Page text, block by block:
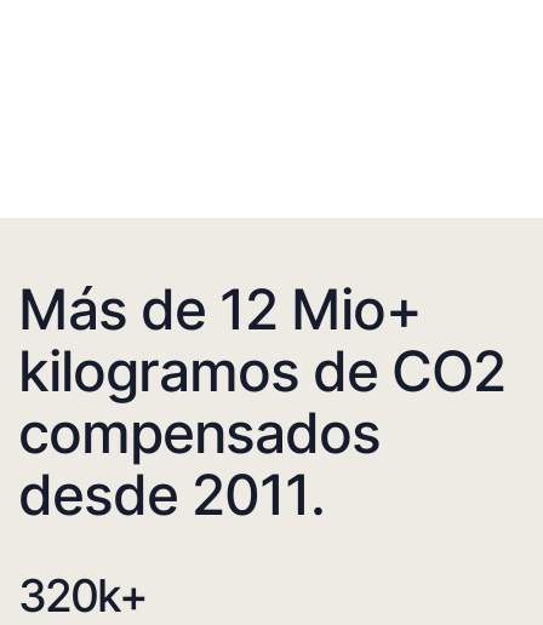
Más de 12 Mio+
kilogramos de CO2
compensados
desde 2011.
320k+